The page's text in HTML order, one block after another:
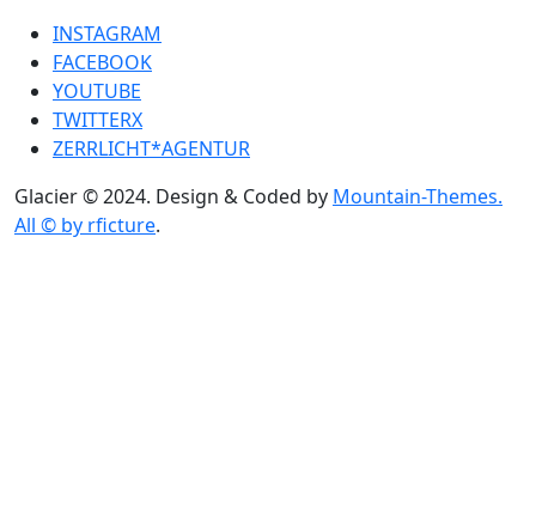
INSTAGRAM
FACEBOOK
YOUTUBE
TWITTERX
ZERRLICHT*AGENTUR
Glacier © 2024. Design & Coded by Mountain-Themes.
All © by rficture.